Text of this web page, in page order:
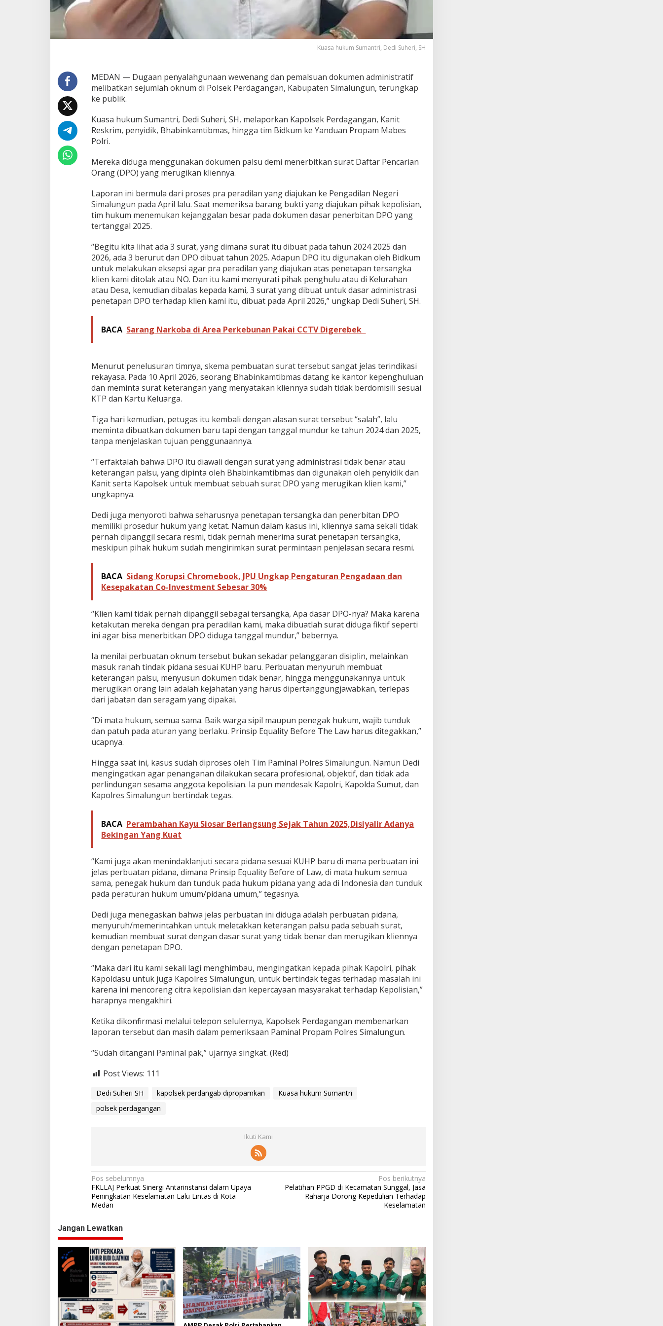
e
t
a
n
P
a
l
u
&
g
g
l
M
u
n
d
r
,
a
p
o
l
k
P
d
a
g
a
n
a
n
D
i
r
p
a
m
a
n
Kuasa hukum Sumantri, Dedi Suheri, SH
MEDAN — Dugaan penyalahgunaan wewenang dan pemalsuan dokumen administratif
melibatkan sejumlah oknum di Polsek Perdagangan, Kabupaten Simalungun, terungkap
ke publik.
Kuasa hukum Sumantri, Dedi Suheri, SH, melaporkan Kapolsek Perdagangan, Kanit
Reskrim, penyidik, Bhabinkamtibmas, hingga tim Bidkum ke Yanduan Propam Mabes
Polri.
Mereka diduga menggunakan dokumen palsu demi menerbitkan surat Daftar Pencarian
Orang (DPO) yang merugikan kliennya.
Laporan ini bermula dari proses pra peradilan yang diajukan ke Pengadilan Negeri
Simalungun pada April lalu. Saat memeriksa barang bukti yang diajukan pihak kepolisian,
tim hukum menemukan kejanggalan besar pada dokumen dasar penerbitan DPO yang
tertanggal 2025.
“Begitu kita lihat ada 3 surat, yang dimana surat itu dibuat pada tahun 2024 2025 dan
2026, ada 3 berurut dan DPO dibuat tahun 2025. Adapun DPO itu digunakan oleh Bidkum
untuk melakukan eksepsi agar pra peradilan yang diajukan atas penetapan tersangka
klien kami ditolak atau NO. Dan itu kami menyurati pihak penghulu atau di Kelurahan
atau Desa, kemudian dibalas kepada kami, 3 surat yang dibuat untuk dasar administrasi
penetapan DPO terhadap klien kami itu, dibuat pada April 2026,” ungkap Dedi Suheri, SH.
BACA Sarang Narkoba di Area Perkebunan Pakai CCTV Digerebek
Menurut penelusuran timnya, skema pembuatan surat tersebut sangat jelas terindikasi
rekayasa. Pada 10 April 2026, seorang Bhabinkamtibmas datang ke kantor kepenghuluan
dan meminta surat keterangan yang menyatakan kliennya sudah tidak berdomisili sesuai
KTP dan Kartu Keluarga.
Tiga hari kemudian, petugas itu kembali dengan alasan surat tersebut “salah”, lalu
meminta dibuatkan dokumen baru tapi dengan tanggal mundur ke tahun 2024 dan 2025,
tanpa menjelaskan tujuan penggunaannya.
“Terfaktalah bahwa DPO itu diawali dengan surat yang administrasi tidak benar atau
keterangan palsu, yang dipinta oleh Bhabinkamtibmas dan digunakan oleh penyidik dan
Kanit serta Kapolsek untuk membuat sebuah surat DPO yang merugikan klien kami,”
ungkapnya.
Dedi juga menyoroti bahwa seharusnya penetapan tersangka dan penerbitan DPO
memiliki prosedur hukum yang ketat. Namun dalam kasus ini, kliennya sama sekali tidak
pernah dipanggil secara resmi, tidak pernah menerima surat penetapan tersangka,
meskipun pihak hukum sudah mengirimkan surat permintaan penjelasan secara resmi.
BACA Sidang Korupsi Chromebook, JPU Ungkap Pengaturan Pengadaan dan
Kesepakatan Co-Investment Sebesar 30%
“Klien kami tidak pernah dipanggil sebagai tersangka, Apa dasar DPO-nya? Maka karena
ketakutan mereka dengan pra peradilan kami, maka dibuatlah surat diduga fiktif seperti
ini agar bisa menerbitkan DPO diduga tanggal mundur,” bebernya.
Ia menilai perbuatan oknum tersebut bukan sekadar pelanggaran disiplin, melainkan
masuk ranah tindak pidana sesuai KUHP baru. Perbuatan menyuruh membuat
keterangan palsu, menyusun dokumen tidak benar, hingga menggunakannya untuk
merugikan orang lain adalah kejahatan yang harus dipertanggungjawabkan, terlepas
dari jabatan dan seragam yang dipakai.
“Di mata hukum, semua sama. Baik warga sipil maupun penegak hukum, wajib tunduk
dan patuh pada aturan yang berlaku. Prinsip Equality Before The Law harus ditegakkan,”
ucapnya.
Hingga saat ini, kasus sudah diproses oleh Tim Paminal Polres Simalungun. Namun Dedi
mengingatkan agar penanganan dilakukan secara profesional, objektif, dan tidak ada
perlindungan sesama anggota kepolisian. Ia pun mendesak Kapolri, Kapolda Sumut, dan
Kapolres Simalungun bertindak tegas.
BACA Perambahan Kayu Siosar Berlangsung Sejak Tahun 2025,Disiyalir Adanya
Bekingan Yang Kuat
“Kami juga akan menindaklanjuti secara pidana sesuai KUHP baru di mana perbuatan ini
jelas perbuatan pidana, dimana Prinsip Equality Before of Law, di mata hukum semua
sama, penegak hukum dan tunduk pada hukum pidana yang ada di Indonesia dan tunduk
pada peraturan hukum umum/pidana umum,” tegasnya.
Dedi juga menegaskan bahwa jelas perbuatan ini diduga adalah perbuatan pidana,
menyuruh/memerintahkan untuk meletakkan keterangan palsu pada sebuah surat,
kemudian membuat surat dengan dasar surat yang tidak benar dan merugikan kliennya
dengan penetapan DPO.
“Maka dari itu kami sekali lagi menghimbau, mengingatkan kepada pihak Kapolri, pihak
Kapoldasu untuk juga Kapolres Simalungun, untuk bertindak tegas terhadap masalah ini
karena ini mencoreng citra kepolisian dan kepercayaan masyarakat terhadap Kepolisian,”
harapnya mengakhiri.
Ketika dikonfirmasi melalui telepon selulernya, Kapolsek Perdagangan membenarkan
laporan tersebut dan masih dalam pemeriksaan Paminal Propam Polres Simalungun.
“Sudah ditangani Paminal pak,” ujarnya singkat. (Red)
Post Views: 111
Dedi Suheri SH kapolsek perdangab dipropamkan
Kuasa hukum Sumantri
polsek perdagangan
Ikuti Kami
N
a
v
g
a
s
i
p
o
s
Pos sebelumnya
FKLLAJ Perkuat Sinergi Antarinstansi dalam Upaya
Peningkatan Keselamatan Lalu Lintas di Kota
Medan
Pos berikutnya
Pelatihan PPGD di Kecamatan Sunggal, Jasa
Raharja Dorong Kepedulian Terhadap
Keselamatan
Jangan Lewatkan